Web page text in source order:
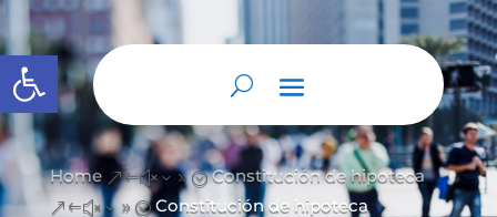
Abrir barra de herramientas
Home &#x39; Constitución de hipoteca
&#x39; Constitución de hipoteca